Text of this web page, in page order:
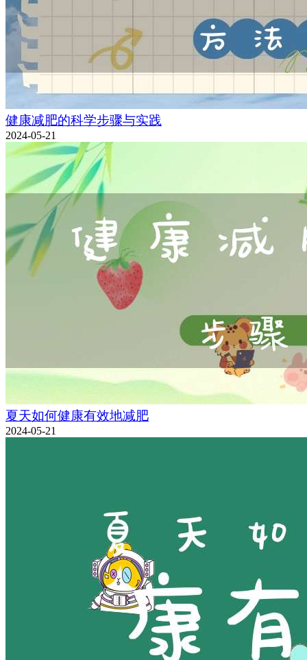
健康减肥的科学步骤与实践
2024-05-21
夏天如何健康有效地减肥
2024-05-21